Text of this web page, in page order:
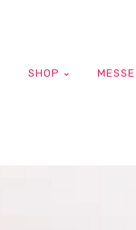
SHOP MESSE